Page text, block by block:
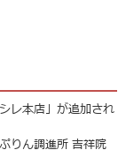
レ本店」が追加され
りん調進所 吉祥院